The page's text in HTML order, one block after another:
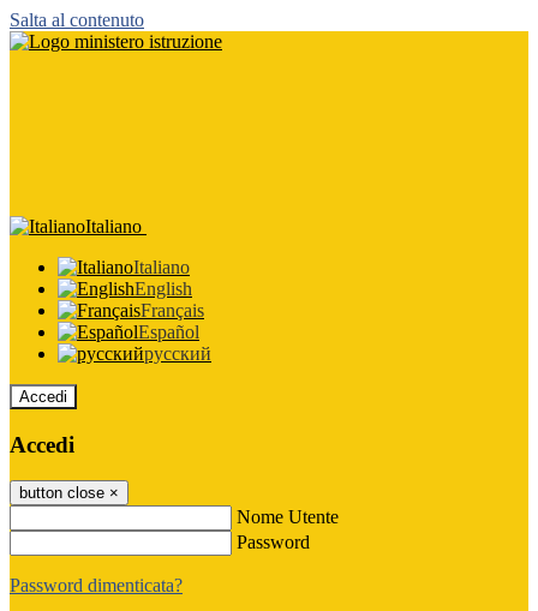
Salta al contenuto
Italiano
Italiano
English
Français
Español
русский
Accedi
Accedi
button close ×
Nome Utente
Password
Password dimenticata?